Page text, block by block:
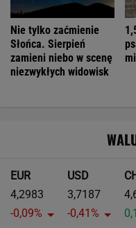
Nie tylko zaćmienie
Słońca. Sierpień
zamieni niebo w scenę
niezwykłych widowisk
EUR
4,2983
-0,09%
USD
3,7187
-0,41%